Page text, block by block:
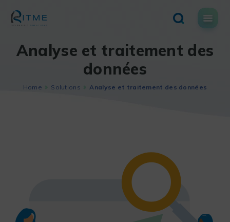
content
Analyse et traitement des
données
Home Solutions Analyse et traitement des données